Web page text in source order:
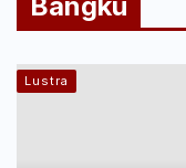
Lustra